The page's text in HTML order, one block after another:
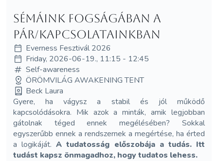
Sémáink fogságában a
pár/kapcsolatainkban
Everness Fesztivál 2026
Friday, 2026-06-19., 11:15 - 12:45
Self-awareness
ÖRÖMVILÁG AWAKENING TENT
Beck Laura
Gyere, ha vágysz a stabil és jól működő
kapcsolódásokra. Mik azok a minták, amik legjobban
gátolnak téged ennek megélésében? Sokkal
egyszerűbb ennek a rendszernek a megértése, ha érted
a logikáját.A tudatosság előszobája a tudás. Itt
tudást kapsz önmagadhoz, hogy tudatos lehess.